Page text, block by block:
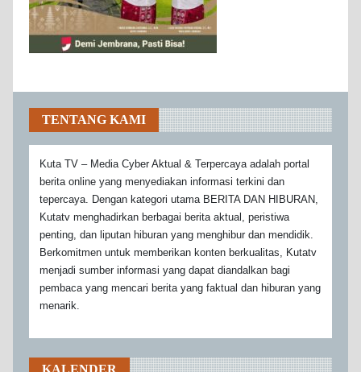
TENTANG KAMI
Kuta TV – Media Cyber Aktual & Terpercaya adalah portal
berita online yang menyediakan informasi terkini dan
tepercaya. Dengan kategori utama BERITA DAN HIBURAN,
Kutatv menghadirkan berbagai berita aktual, peristiwa
penting, dan liputan hiburan yang menghibur dan mendidik.
Berkomitmen untuk memberikan konten berkualitas, Kutatv
menjadi sumber informasi yang dapat diandalkan bagi
pembaca yang mencari berita yang faktual dan hiburan yang
menarik.
KALENDER